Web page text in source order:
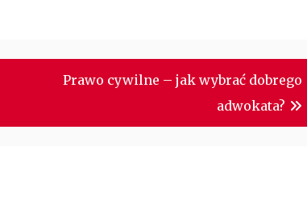
Prawo cywilne – jak wybrać dobrego
adwokata?